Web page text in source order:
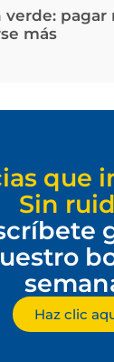
verde: pagar
más
que
Sin
Haz clic